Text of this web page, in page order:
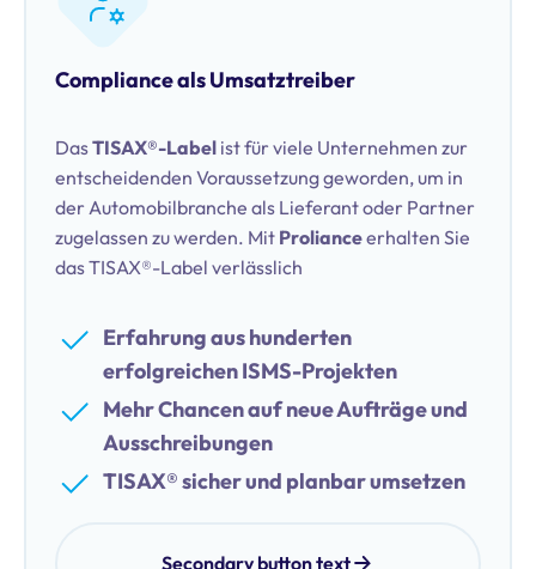
Compliance als Umsatztreiber
DasTISAX®-Label ist für viele Unternehmen zur
entscheidenden Voraussetzung geworden, um in
der Automobilbranche als Lieferant oder Partner
zugelassen zu werden. Mit Prolianceerhalten Sie
das TISAX®-Label verlässlich
Erfahrung aus hunderten
erfolgreichen ISMS-Projekten
Mehr Chancen auf neue Aufträge und
Ausschreibungen
TISAX® sicher und planbar umsetzen
Secondary button text